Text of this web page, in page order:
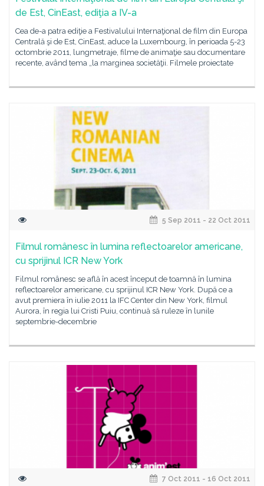
de Est, CinEast, ediţia a IV-a
Cea de-a patra ediţie a Festivalului Internaţional de film din Europa
Centrală şi de Est, CinEast, aduce la Luxembourg, în perioada 5-23
octombrie 2011, lungmetraje, filme de animaţie sau documentare
recente, având tema „la marginea societăţii. Filmele proiectate
5 Sep 2011 - 22 Oct 2011
Filmul românesc în lumina reflectoarelor americane,
cu sprijinul ICR New York
Filmul românesc se află în acest început de toamnă în lumina
reflectoarelor americane, cu sprijinul ICR New York. După ce a
avut premiera în iulie 2011 la IFC Center din New York, filmul
Aurora, în regia lui Cristi Puiu, continuă să ruleze în lunile
septembrie-decembrie
7 Oct 2011 - 16 Oct 2011